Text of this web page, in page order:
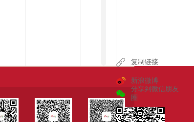
复制链接
新浪微博
分享到微信朋友
圈